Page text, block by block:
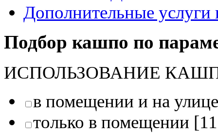
Дополнительные услуги
Подбор кашпо по
ИСПОЛЬЗОВАНИЕ
в помещении и на улице
только в помещении